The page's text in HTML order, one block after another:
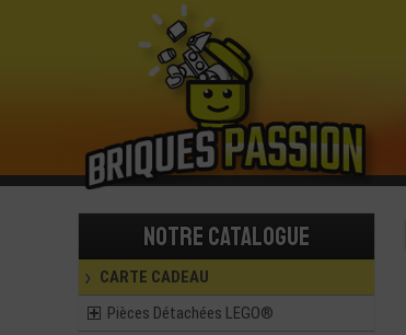
Notre catalogue
CARTE CADEAU
Pièces Détachées LEGO®